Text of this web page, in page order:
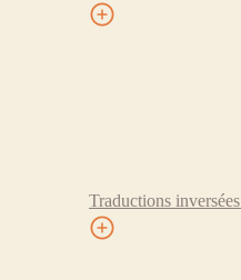
Traductions inversées